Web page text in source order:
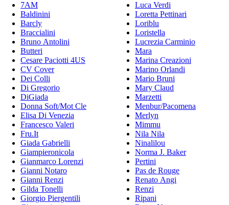
7AM
Baldinini
Barcly
Braccialini
Bruno Antolini
Butteri
Cesare Paciotti 4US
CV Cover
Dei Colli
Di Gregorio
DiGiada
Donna Soft/Mot Cle
Elisa Di Venezia
Francesco Valeri
Fru.It
Giada Gabrielli
Giampieronicola
Gianmarco Lorenzi
Gianni Notaro
Gianni Renzi
Gilda Tonelli
Giorgio Piergentili
Luca Verdi
Loretta Pettinari
Loriblu
Loristella
Lucrezia Carminio
Mara
Marina Creazioni
Marino Orlandi
Mario Bruni
Mary Claud
Marzetti
Menbur/Pacomena
Merlyn
Mimmu
Nila Nila
Ninalilou
Norma J. Baker
Pertini
Pas de Rouge
Renato Angi
Renzi
Ripani